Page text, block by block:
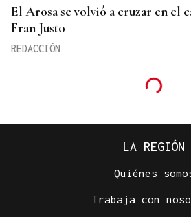
El Arosa se volvió a cruzar en el
Fran Justo
REDACCIÓN
LA REGIÓN
Quiénes
Trabaja con